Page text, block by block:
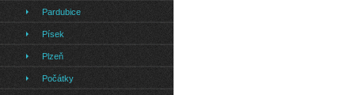
Pardubice
Písek
Plzeň
Počátky